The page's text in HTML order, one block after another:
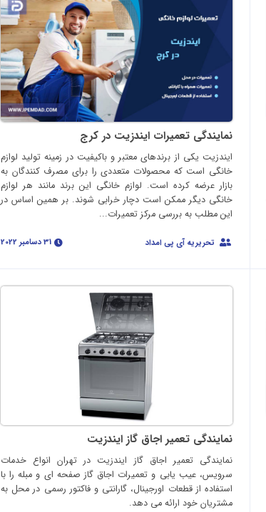
نمایندگی تعمیرات ایندزیت در کرج
ایندزیت یکی از برندهای معتبر و باکیفیت در زمینه تولید لوازم
خانگی است که محصولات متعددی را برای مصرف کنندگان به
بازار عرضه کرده است. لوازم خانگی این برند مانند هر لوازم
خانگی دیگر ممکن است دچار خرابی شوند. بر همین اساس در
این مطلب به بررسی مرکز تعمیرات...
تحریریه آی پی امداد
نمایندگی تعمیر اجاق گاز ایندزیت
نمایندگی تعمیر اجاق گاز ایندزیت در تهران انواع خدمات
سرویس، عیب یابی و تعمیرات اجاق گاز صفحه ای و مبله را با
استفاده از قطعات اورجینال، گارانتی و فاکتور رسمی در محل به
مشتریان خود ارائه می دهد.